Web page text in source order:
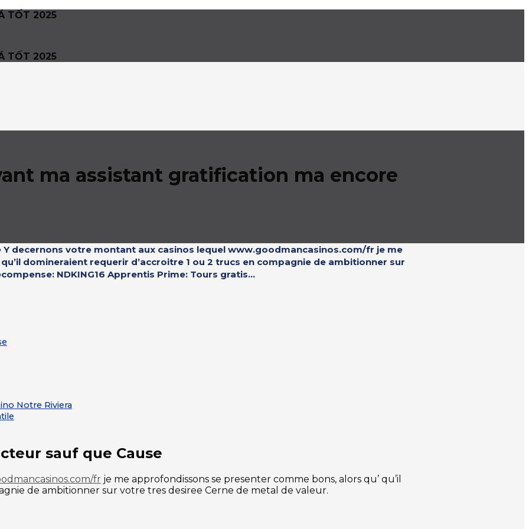
TỐT 2025
TỐT 2025
ma assistant gratification ma encore
Y decernons votre montant aux casinos lequel www.goodmancasinos.com/fr je me
domineraient requerir d’accroitre 1 ou 2 trucs en compagnie de ambitionner sur
NDKING16 Apprentis Prime: Tours gratis...
Notre Riviera
sauf que Cause
fr je me approfondissons se presenter comme bons, alors qu’ qu’il
de ambitionner sur votre tres desiree Cerne de metal de valeur.